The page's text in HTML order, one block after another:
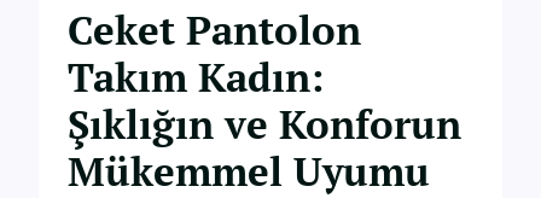
Ceket Pantolon
Takım Kadın:
Şıklığın ve Konforun
Mükemmel Uyumu